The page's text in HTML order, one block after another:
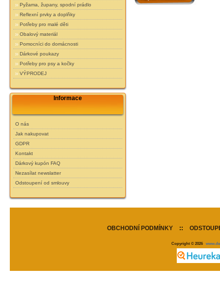
Pyžama, župany, spodní prádlo
Reflexní prvky a doplňky
Potřeby pro malé děti
Obalový materiál
Pomocníci do domácnosti
Dárkové poukazy
Potřeby pro psy a kočky
VÝPRODEJ
Informace
O nás
Jak nakupovat
GDPR
Kontakt
Dárkový kupón FAQ
Nezasílat newslatter
Odstoupení od smlouvy
OBCHODNÍ PODMÍNKY ::
Copyright © 2026